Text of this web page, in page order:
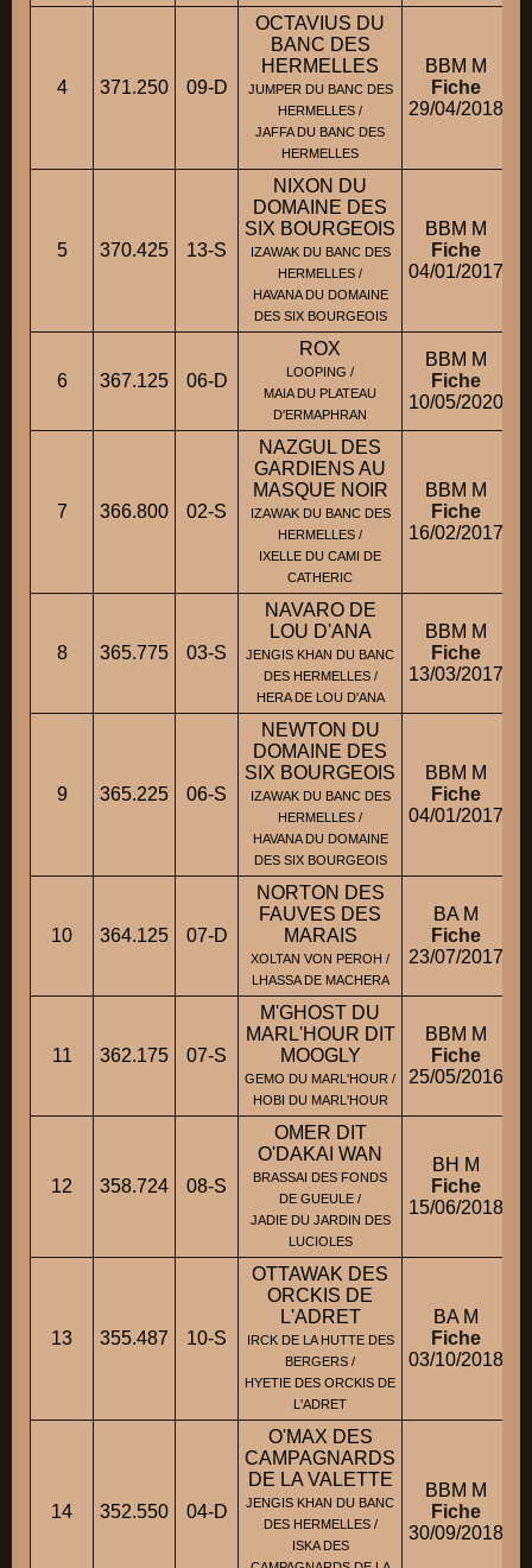
4 371.250 09-D
OCTAVIUS DU
BANC DES
HERMELLES
JUMPER DU BANC DES
HERMELLES /
JAFFA DU BANC DES
HERMELLES
BBM M
Fiche
29/04/2018
5 370.425 13-S
NIXON DU
DOMAINE DES
SIX BOURGEOIS
IZAWAK DU BANC DES
HERMELLES /
HAVANA DU DOMAINE
DES SIX BOURGEOIS
BBM M
Fiche
04/01/2017
6 367.125 06-D
ROX
LOOPING /
MAIA DU PLATEAU
D'ERMAPHRAN
BBM M
Fiche
10/05/2020
7 366.800 02-S
NAZGUL DES
GARDIENS AU
MASQUE NOIR
IZAWAK DU BANC DES
HERMELLES /
IXELLE DU CAMI DE
CATHERIC
BBM M
Fiche
16/02/2017
8 365.775 03-S
NAVARO DE
LOU D'ANA
JENGIS KHAN DU BANC
DES HERMELLES /
HERA DE LOU D'ANA
BBM M
Fiche
13/03/2017
9 365.225 06-S
NEWTON DU
DOMAINE DES
SIX BOURGEOIS
IZAWAK DU BANC DES
HERMELLES /
HAVANA DU DOMAINE
DES SIX BOURGEOIS
BBM M
Fiche
04/01/2017
10 364.125 07-D
NORTON DES
FAUVES DES
MARAIS
XOLTAN VON PEROH /
LHASSA DE MACHERA
BA M
Fiche
23/07/2017
11 362.175 07-S
M'GHOST DU
MARL'HOUR DIT
MOOGLY
GEMO DU MARL'HOUR /
HOBI DU MARL'HOUR
BBM M
Fiche
25/05/2016
12 358.724 08-S
OMER DIT
O'DAKAI WAN
BRASSAI DES FONDS
DE GUEULE /
JADIE DU JARDIN DES
LUCIOLES
BH M
Fiche
15/06/2018
13 355.487 10-S
OTTAWAK DES
ORCKIS DE
L'ADRET
IRCK DE LA HUTTE DES
BERGERS /
HYETIE DES ORCKIS DE
L'ADRET
BA M
Fiche
03/10/2018
14 352.550 04-D
O'MAX DES
CAMPAGNARDS
DE LA VALETTE
JENGIS KHAN DU BANC
DES HERMELLES /
ISKA DES
BBM M
Fiche
30/09/2018